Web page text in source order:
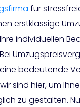
für
erstklassige
individuellen
bedeutende
sind hier, um
zu gestalten.